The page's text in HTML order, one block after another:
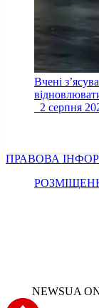
Вчені
2 серпня
ПРАВОВА
NEWSUA